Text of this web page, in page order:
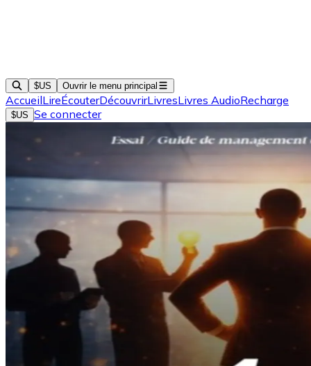
$US Ouvrir le menu principal
AccueilLireÉcouterDécouvrirLivresLivres AudioRecharge
$US Se connecter